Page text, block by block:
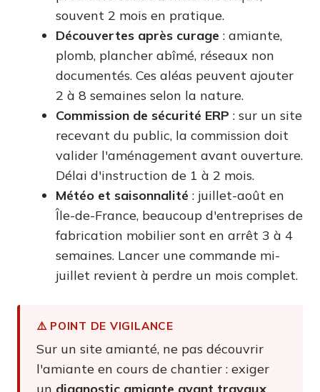
souvent 2 mois en pratique.
Découvertes après curage : amiante,
plomb, plancher abîmé, réseaux non
documentés. Ces aléas peuvent ajouter
2 à 8 semaines selon la nature.
Commission de sécurité ERP : sur un site
recevant du public, la commission doit
valider l'aménagement avant ouverture.
Délai d'instruction de 1 à 2 mois.
Météo et saisonnalité : juillet-août en
Île-de-France, beaucoup d'entreprises de
fabrication mobilier sont en arrêt 3 à 4
semaines. Lancer une commande mi-
juillet revient à perdre un mois complet.
⚠️ POINT DE VIGILANCE
Sur un site amianté, ne pas découvrir
l'amiante en cours de chantier : exiger
un diagnostic amiante avant travaux